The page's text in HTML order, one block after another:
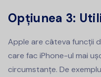
Opțiunea 3:
Apple are câteva funcții
care fac iPhone-ul mai
circumstanțe. De